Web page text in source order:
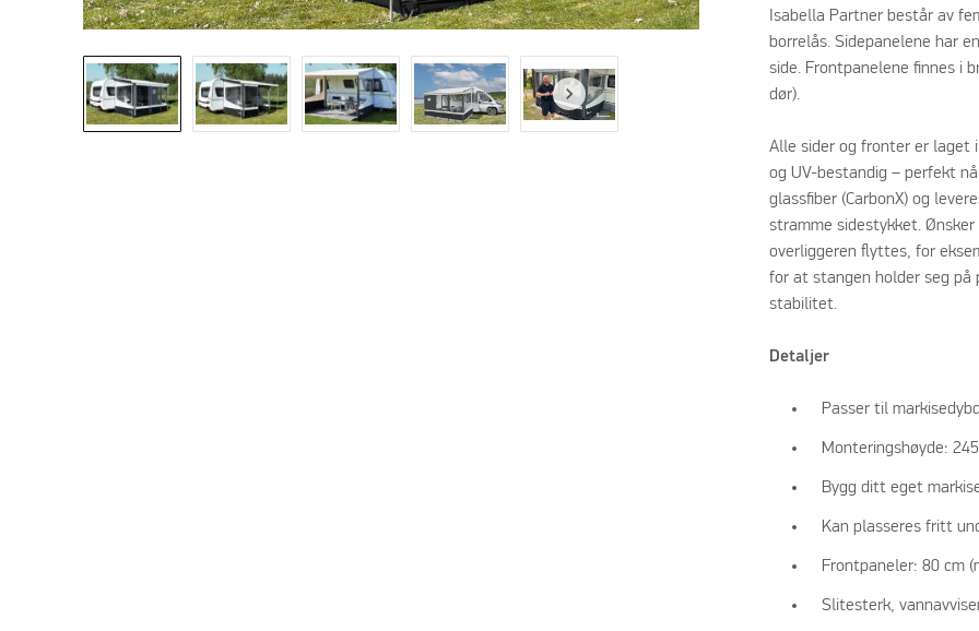
Isabella Partner består av
borrelås. Sidepanelene har
side. Frontpanelene finnes i
dør).
Alle sider og fronter er laget
og UV-bestandig – perfekt
glassfiber (CarbonX) og
stramme sidestykket.
overliggeren flyttes, for
for at stangen holder seg på
stabilitet.
Detaljer
Passer til
Monteringshøyde:
Bygg ditt eget
Kan plasseres fritt
Frontpaneler: 80 cm
Slitesterk,